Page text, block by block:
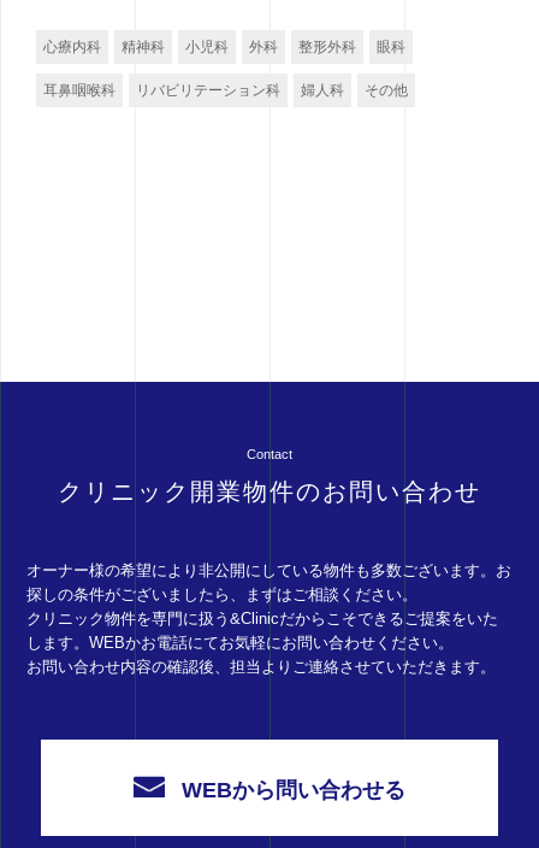
心療内科 精神科 小児科 外科 整形外科 眼科
耳鼻咽喉科 リバビリテーション科 婦人科 その他
Contact
クリニック開業物件のお問い合わせ
オーナー様の希望により非公開にしている物件も多数ございます。お
探しの条件がございましたら、まずはご相談ください。
クリニック物件を専門に扱う&Clinicだからこそできるご提案をいた
します。WEBかお電話にてお気軽にお問い合わせください。
お問い合わせ内容の確認後、担当よりご連絡させていただきます。
WEBから問い合わせる